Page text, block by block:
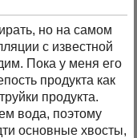
но на самом
с известной
Пока у меня его
продукта как
продукта.
вода, поэтому
основные хвосты,